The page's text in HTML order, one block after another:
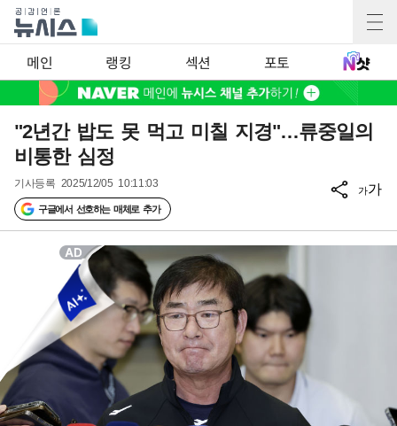
메인 랭킹 섹션 포토
"2년간 밥도 못 먹고 미칠 지경"…류중일의
비통한 심정
기사등록 2025/12/05 10:11:03
구글에서 선호하는 매체로 추가
가가